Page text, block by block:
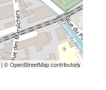
| © OpenStreetMap contributors